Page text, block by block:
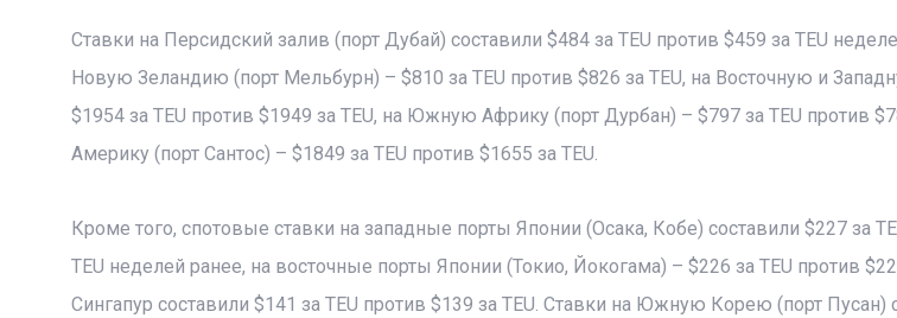
Ставки на Персидский залив (порт Дубай) составили $484 за TEU против $459 за TEU
Новую Зеландию (порт Мельбурн) – $810 за TEU против $826 за TEU, на Восточную и
$1954 за TEU против $1949 за TEU, на Южную Африку (порт Дурбан) – $797 за TEU против
Америку (порт Сантос) – $1849 за TEU против $1655 за TEU.
Кроме того, спотовые ставки на западные порты Японии (Осака, Кобе) составили $227 за
TEU неделей ранее, на восточные порты Японии (Токио, Йокогама) – $226 за TEU против
Сингапур составили $141 за TEU против $139 за TEU. Ставки на Южную Корею (порт Пусан)